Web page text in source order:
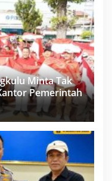
Minta Tak
Pemerintah